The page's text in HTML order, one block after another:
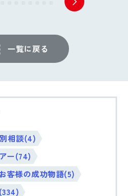
一覧に戻る
相談(4)
ー(74)
客様の成功物語(5)